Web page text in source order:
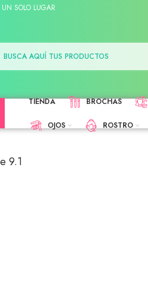
SOLO LUGAR
TIENDA BROCHAS
OJOS ROSTRO